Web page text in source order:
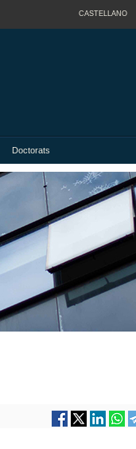
CASTELLANO
Doctorats